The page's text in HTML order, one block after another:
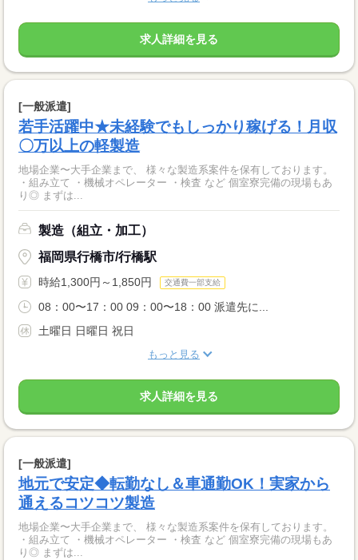
求人詳細を見る
[一般派遣]
若手活躍中★未経験でもしっかり稼げる！月収
〇万以上の軽製造
地場企業〜大手企業まで、 様々な製造系案件を保有しております。
・組み立て ・機械オペレーター ・検査 など 個室寮完備の現場もあ
り◎ まずは...
製造（組立・加工）
福岡県行橋市/行橋駅
時給1,300円～1,850円 交通費一部支給
08：00〜17：00 09：00〜18：00 派遣先に...
土曜日 日曜日 祝日
もっと見る
求人詳細を見る
[一般派遣]
地元で安定◆転勤なし＆車通勤OK！実家から
通えるコツコツ製造
地場企業〜大手企業まで、 様々な製造系案件を保有しております。
・組み立て ・機械オペレーター ・検査 など 個室寮完備の現場もあ
り◎ まずは...